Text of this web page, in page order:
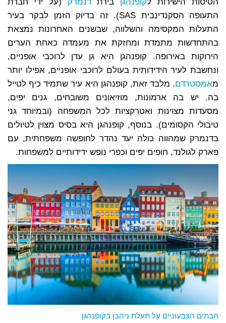
הטיסות הישירות לקופנהגן בירתדנמרק (על ידי חברת
התעופה הסקנדינבית SAS). זה בדיוק הזמן לבקר בעיר
התעלות המקסימה והשלווה, שבשנים האחרונות נמצאת
בהתחדשות מתמדת ומחזקת את מעמדה כאחת הערים
הירוקות באירופה. קופנהגן היא גן עדן לרוכבי אופניים,
ונחשבת לעיר הידידותית בעולם לרוכבי אופניים, אפילו יותר
מאמסטרדם. מלבד זאת, קופנהגן היא עיר שתמיד כיף לטייל
בה. יש בה ארמונות, מוזיאונים משובחים, גנים יפים,
מסעדות מצוינות ואטרקציות לכל המשפחה (ובמיוחד גני
טיבולי הקסומים). בנוסף, קופנהגן היא בסיס מצוין לטיולים
בדנמרק שמהווה כולה יעד נהדר לחופשה משפחתית, עם
פארק לגולנד, חופים יפים וכפרי נופש ידידותיים למשפחות.
הבתים הצבעוניים על תעלת ניהבן בקופנהגן